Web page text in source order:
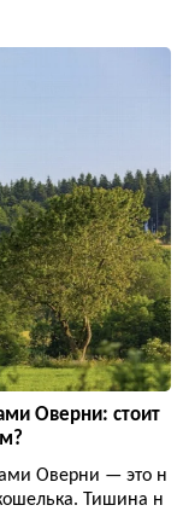
Оверни: стоит
Оверни — это н
Тишина н